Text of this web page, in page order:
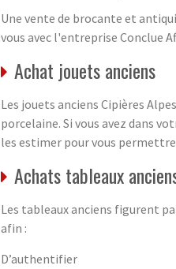
Une vente de brocante et
vous avec l'entreprise Conclue
Achat jouets anciens
Les jouets anciens Cipières
porcelaine. Si vous avez dans
les estimer pour vous
Achats tableaux
Les tableaux anciens figurent
afin :
D’authentifier